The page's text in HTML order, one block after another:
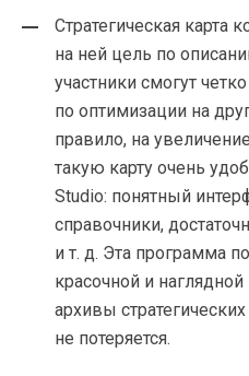
Cтратегическая
на ней цель по
участники смогут
по оптимизации на
правило, на
такую карту очень
Studio: понятный
справочники,
и т. д. Эта программа
красочной и
архивы
не потеряется.